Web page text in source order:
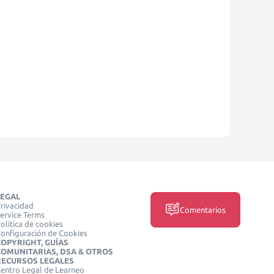
Terms
de cookies
de Cookies
GUÍAS
DSA & OTROS
LEGALES
Legal de Learneo
Comentarios